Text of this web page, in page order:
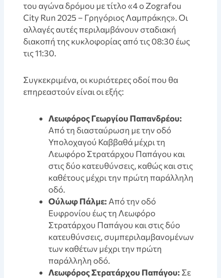
του αγώνα δρόμου με τίτλο «4 ο Zografou
City Run 2025 – Γρηγόριος Λαμπράκης». Οι
αλλαγές αυτές περιλαμβάνουν σταδιακή
διακοπή της κυκλοφορίας από τις 08:30 έως
τις 11:30.
Συγκεκριμένα, οι κυριότερες οδοί που θα
επηρεαστούν είναι οι εξής:
Λεωφόρος Γεωργίου Παπανδρέου:
Από τη διασταύρωση με την οδό
Υπολοχαγού Καββαθά μέχρι τη
Λεωφόρο Στρατάρχου Παπάγου και
στις δύο κατευθύνσεις, καθώς και στις
καθέτους μέχρι την πρώτη παράλληλη
οδό.
Ούλωφ Πάλμε: Από την οδό
Ευφρονίου έως τη Λεωφόρο
Στρατάρχου Παπάγου και στις δύο
κατευθύνσεις, συμπεριλαμβανομένων
των καθέτων μέχρι την πρώτη
παράλληλη οδό.
Λεωφόρος Στρατάρχου Παπάγου: Σε